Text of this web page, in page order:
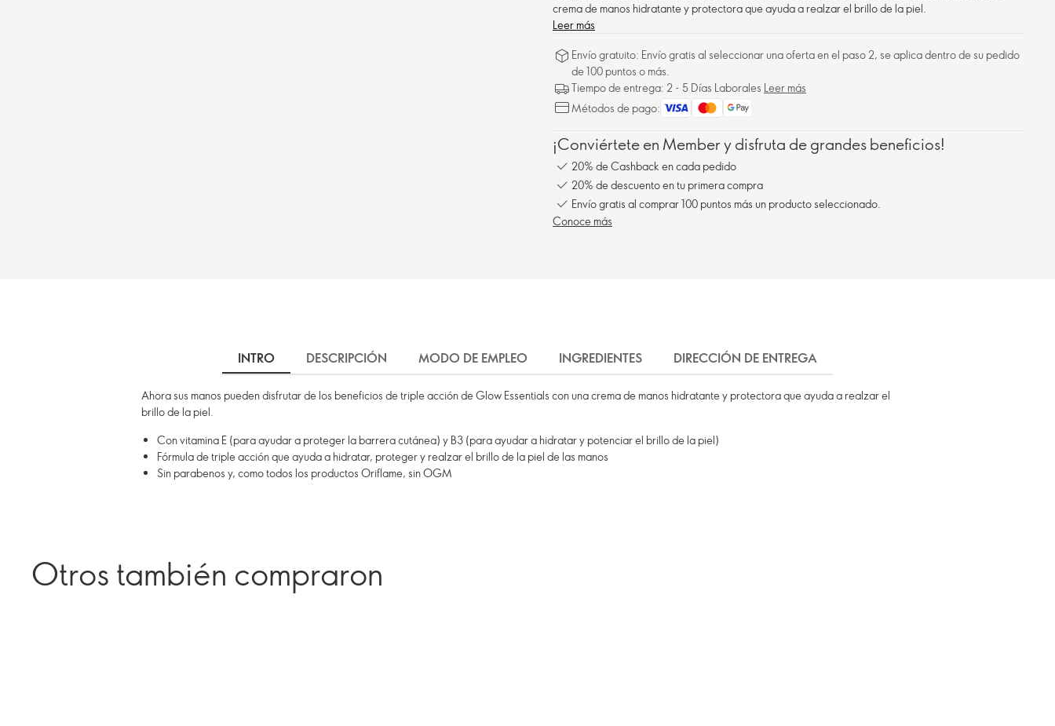
crema de manos hidratante y protectora que ayuda a realzar el brillo de la piel.
Leer más
Envío gratuito: Envío gratis al seleccionar una oferta en el paso 2, se aplica dentro de su pedido
de 100 puntos o más.
Tiempo de entrega: 2 - 5 Días Laborales Leer más
Métodos de pago:
¡Conviértete en Member y disfruta de grandes beneficios!
20% de Cashback en cada pedido
20% de descuento en tu primera compra
Envío gratis al comprar 100 puntos más un producto seleccionado.
Conoce más
INTRO DESCRIPCIÓN MODO DE EMPLEO INGREDIENTES DIRECCIÓN DE ENTREGA
Ahora sus manos pueden disfrutar de los beneficios de triple acción de Glow Essentials con una crema de manos hidratante y protectora que ayuda a realzar el
brillo de la piel.
Con vitamina E (para ayudar a proteger la barrera cutánea) y B3 (para ayudar a hidratar y potenciar el brillo de la piel)
Fórmula de triple acción que ayuda a hidratar, proteger y realzar el brillo de la piel de las manos
Sin parabenos y, como todos los productos Oriflame, sin OGM
Otros también compraron